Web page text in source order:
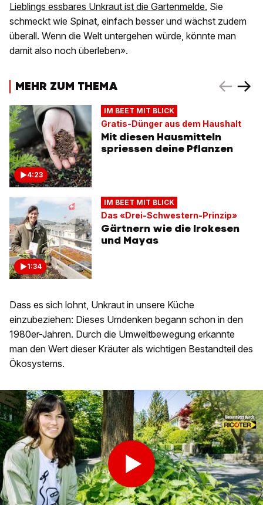
Lieblings essbares Unkraut ist die Gartenmelde. Sie
schmeckt wie Spinat, einfach besser und wächst zudem
überall. Wenn die Welt untergehen würde, könnte man
damit also noch überleben».
MEHR ZUM THEMA
4:23
IM BEET MIT BLICK
Gratis-Dünger aus dem Haushalt
Mit diesen Hausmitteln
spriessen deine Pflanzen
1:34
IM BEET MIT BLICK
Das «Drei-Schwestern-Prinzip»
Gärtnern wie die Irokesen
und Mayas
Dass es sich lohnt, Unkraut in unsere Küche
einzubeziehen: Dieses Umdenken begann schon in den
1980er-Jahren. Durch die Umweltbewegung erkannte
man den Wert dieser Kräuter als wichtigen Bestandteil des
Ökosystems.